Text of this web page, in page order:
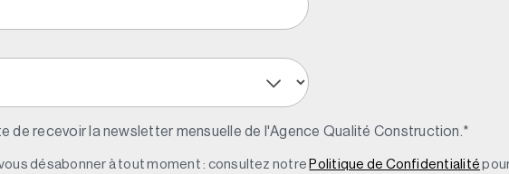
de recevoir la newsletter mensuelle de l'Agence Qualité Construction. *
désabonner à tout moment : consultez notre Politique de Confidentialité